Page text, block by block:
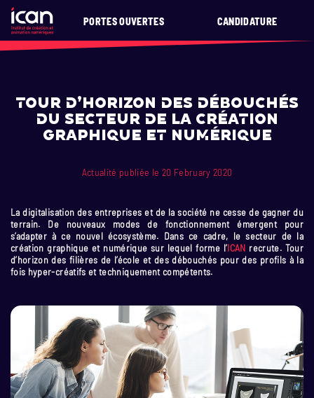
PORTES OUVERTES CANDIDATURE
Tour d’horizon des débouchés
du secteur de la création
graphique et numérique
Actualité publiée le 20 February 2020
La digitalisation des entreprises et de la société ne cesse de gagner du
terrain. De nouveaux modes de fonctionnement émergent pour
s’adapter à ce nouvel écosystème. Dans ce cadre, le secteur de la
création graphique et numérique sur lequel forme l’ICAN recrute. Tour
d’horizon des filières de l’école et des débouchés pour des profils à la
fois hyper-créatifs et techniquement compétents.